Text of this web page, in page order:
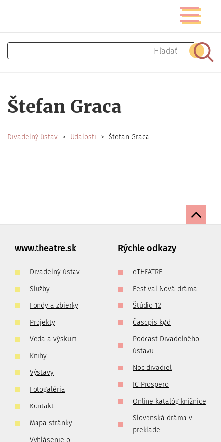
obsah
Prepnúť
navigáciu
Hľadať
Štefan Graca
Divadelný ústav Udalosti Štefan Graca
www.theatre.sk
Divadelný ústav
Služby
Fondy a zbierky
Projekty
Veda a výskum
Knihy
Výstavy
Fotogaléria
Kontakt
Mapa stránky
Vyhlásenie o
Rýchle odkazy
eTHEATRE
Festival Nová dráma
Štúdio 12
Časopis kød
Podcast Divadelného
ústavu
Noc divadiel
IC Prospero
Online katalóg knižnice
Slovenská dráma v
preklade